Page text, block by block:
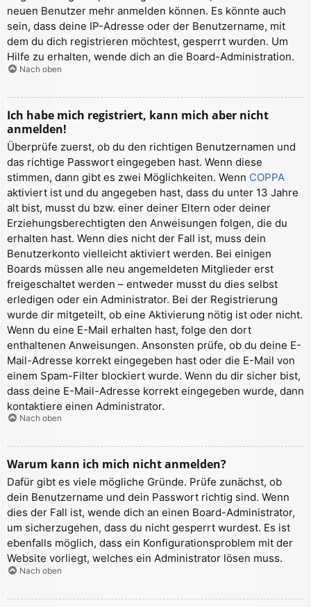
neuen Benutzer mehr anmelden können. Es könnte auch
sein, dass deine IP-Adresse oder der Benutzername, mit
dem du dich registrieren möchtest, gesperrt wurden. Um
Hilfe zu erhalten, wende dich an die Board-Administration.
Nach oben
Ich habe mich registriert, kann mich aber nicht
anmelden!
Überprüfe zuerst, ob du den richtigen Benutzernamen und
das richtige Passwort eingegeben hast. Wenn diese
stimmen, dann gibt es zwei Möglichkeiten. Wenn COPPA
aktiviert ist und du angegeben hast, dass du unter 13 Jahre
alt bist, musst du bzw. einer deiner Eltern oder deiner
Erziehungsberechtigten den Anweisungen folgen, die du
erhalten hast. Wenn dies nicht der Fall ist, muss dein
Benutzerkonto vielleicht aktiviert werden. Bei einigen
Boards müssen alle neu angemeldeten Mitglieder erst
freigeschaltet werden – entweder musst du dies selbst
erledigen oder ein Administrator. Bei der Registrierung
wurde dir mitgeteilt, ob eine Aktivierung nötig ist oder nicht.
Wenn du eine E-Mail erhalten hast, folge den dort
enthaltenen Anweisungen. Ansonsten prüfe, ob du deine E-
Mail-Adresse korrekt eingegeben hast oder die E-Mail von
einem Spam-Filter blockiert wurde. Wenn du dir sicher bist,
dass deine E-Mail-Adresse korrekt eingegeben wurde, dann
kontaktiere einen Administrator.
Nach oben
Warum kann ich mich nicht anmelden?
Dafür gibt es viele mögliche Gründe. Prüfe zunächst, ob
dein Benutzername und dein Passwort richtig sind. Wenn
dies der Fall ist, wende dich an einen Board-Administrator,
um sicherzugehen, dass du nicht gesperrt wurdest. Es ist
ebenfalls möglich, dass ein Konfigurationsproblem mit der
Website vorliegt, welches ein Administrator lösen muss.
Nach oben